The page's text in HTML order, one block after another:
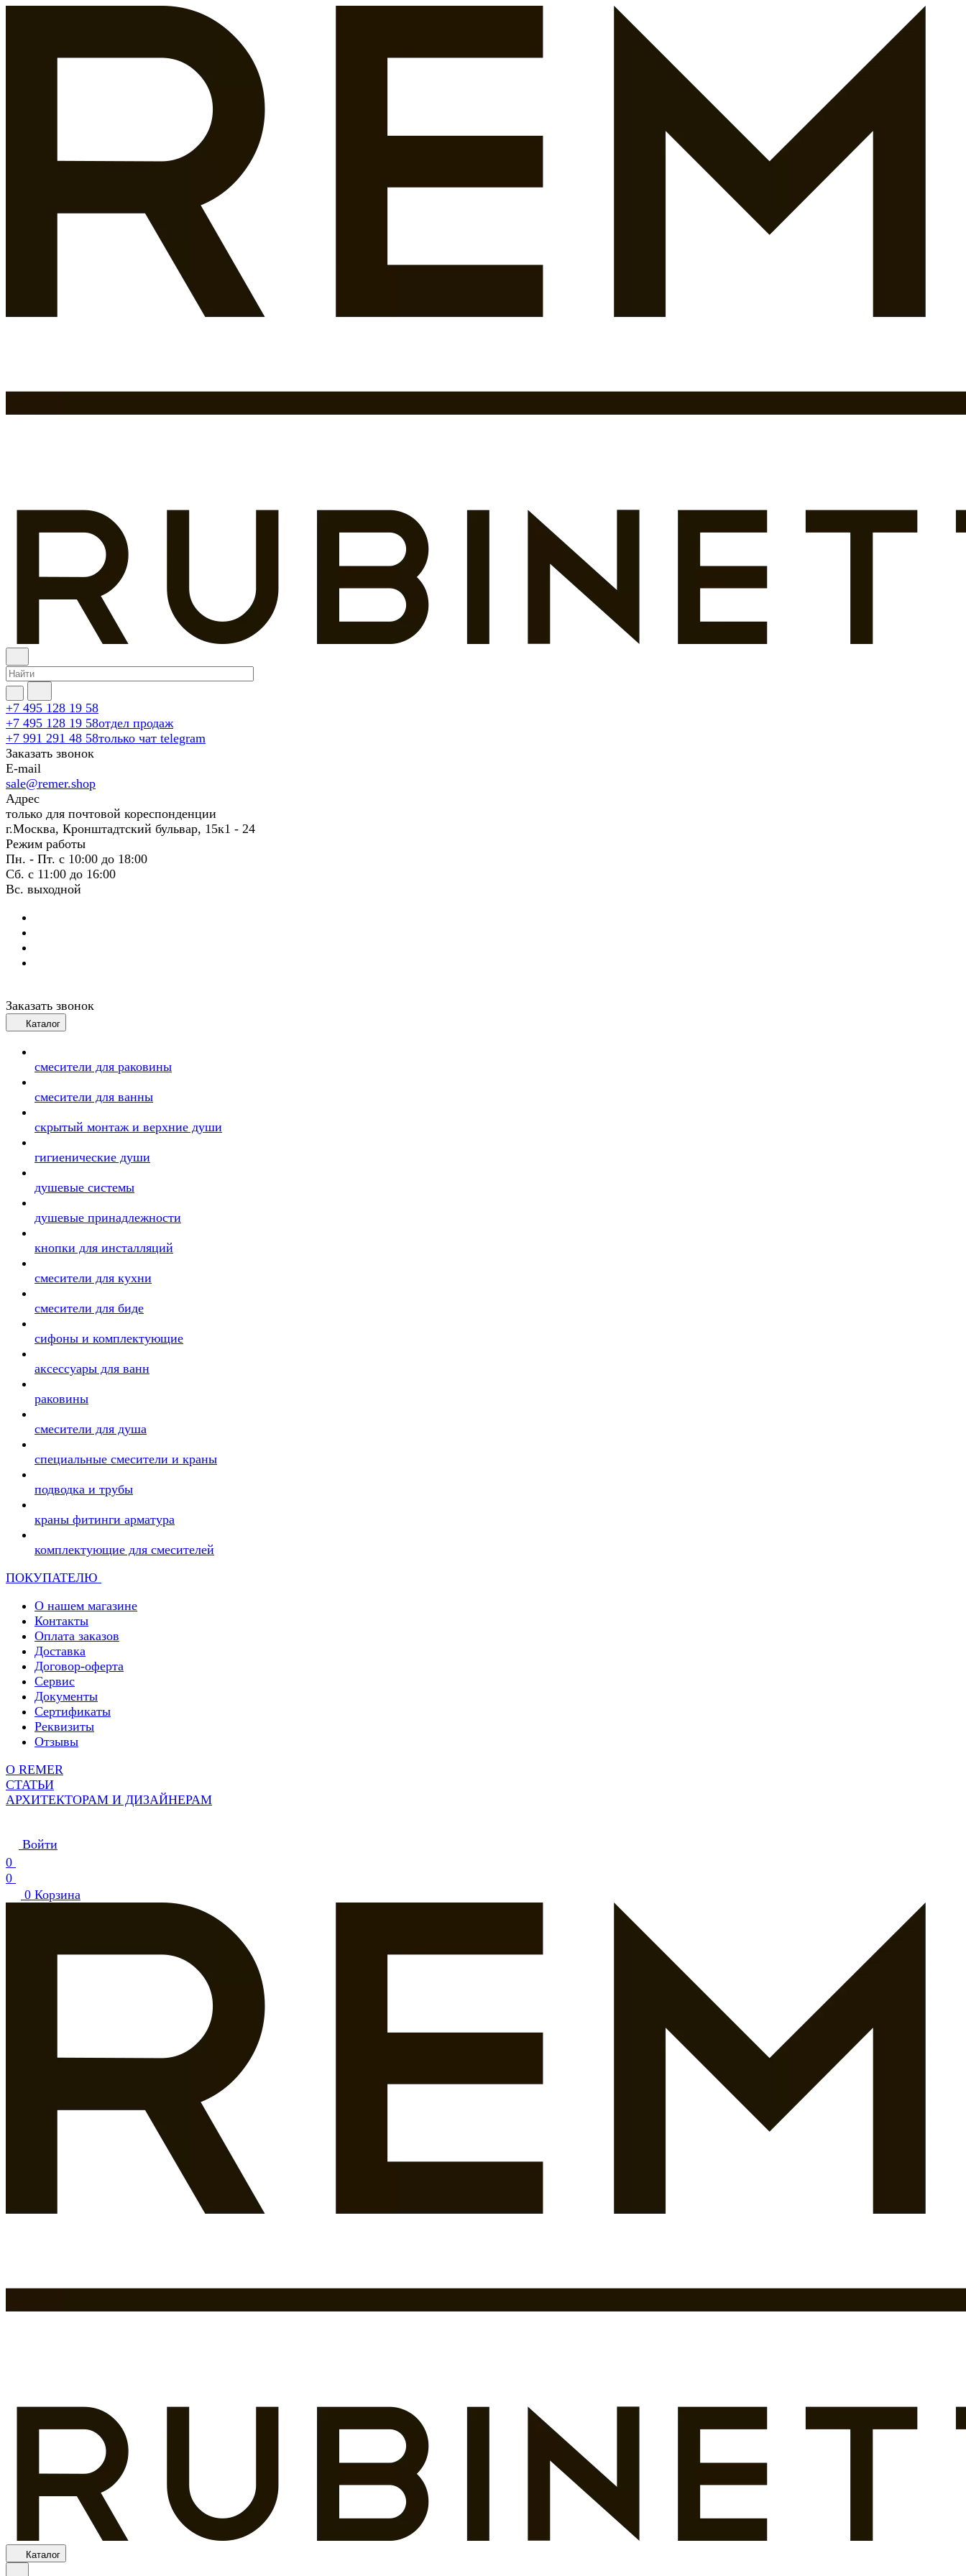
+7 495 128 19 58
+7 495 128 19 58отдел продаж
+7 991 291 48 58только чат telegram
Заказать звонок
E-mail
sale@remer.shop
Адрес
только для почтовой кореспонденции
г.Москва, Кронштадтский бульвар, 15к1 - 24
Режим работы
Пн. - Пт. с 10:00 до 18:00
Сб. с 11:00 до 16:00
Вс. выходной
Заказать звонок
Каталог
смесители для раковины
смесители для ванны
скрытый монтаж и верхние души
гигиенические души
душевые системы
душевые принадлежности
кнопки для инсталляций
смесители для кухни
смесители для биде
сифоны и комплектующие
аксессуары для ванн
раковины
смесители для душа
специальные смесители и краны
подводка и трубы
краны фитинги арматура
комплектующие для смесителей
ПОКУПАТЕЛЮ
О нашем магазине
Контакты
Оплата заказов
Доставка
Договор-оферта
Сервис
Документы
Сертификаты
Реквизиты
Отзывы
О REMER
СТАТЬИ
АРХИТЕКТОРАМ И ДИЗАЙНЕРАМ
Войти
0
0
0 Корзина
Каталог